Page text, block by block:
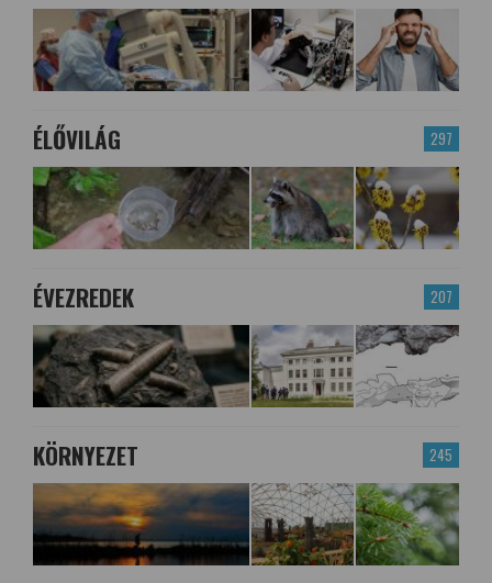
297
ÉLŐVILÁG
207
ÉVEZREDEK
245
KÖRNYEZET